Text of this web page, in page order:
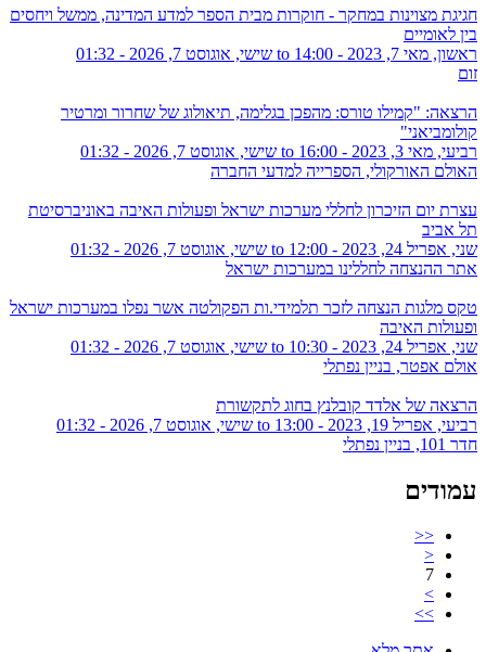
חגיגת מצוינות במחקר - חוקרות מבית הספר למדע המדינה, ממשל ויחסים
בין לאומיים
ראשון, מאי 7, 2023 - 14:00
שישי, אוגוסט 7, 2026 - 01:32
זום
הרצאה: "קמילו טורס: מהפכן בגלימה, תיאולוג של שחרור ומרטיר
קולומביאני"
רביעי, מאי 3, 2023 - 16:00
שישי, אוגוסט 7, 2026 - 01:32
האולם האורקולי, הספרייה למדעי החברה
עצרת יום הזיכרון לחללי מערכות ישראל ופעולות האיבה באוניברסיטת
תל אביב
שני, אפריל 24, 2023 - 12:00
שישי, אוגוסט 7, 2026 - 01:32
אתר ההנצחה לחללינו במערכות ישראל
טקס מלגות הנצחה לזכר תלמידי.ות הפקולטה אשר נפלו במערכות ישראל
ופעולות האיבה
שני, אפריל 24, 2023 - 10:30
שישי, אוגוסט 7, 2026 - 01:32
אולם אפטר, בניין נפתלי
הרצאה של אלדד קובלנץ בחוג לתקשורת
רביעי, אפריל 19, 2023 - 13:00
שישי, אוגוסט 7, 2026 - 01:32
חדר 101, בניין נפתלי
עמודים
<<
<
7
>
>>